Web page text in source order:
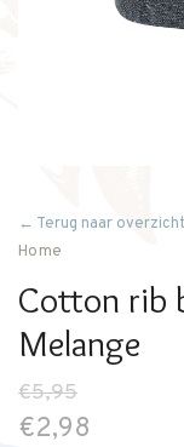
← Terug naar overzicht
Home
Cotton rib
Melange
€5,95
€2,98